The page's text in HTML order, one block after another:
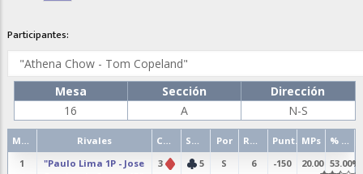
Participantes:
Mesa Sección
Dirección
16
A N-S
Rivales Por Punt. MPs
1
"Paulo Lima 1P - Jose
3 5 S 6 -150 20.00 53.00%